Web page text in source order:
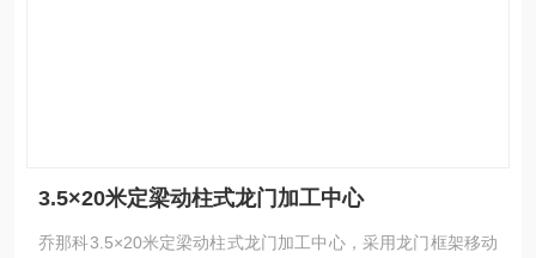
3.5×20米定梁动柱式龙门加工中心
乔那科3.5×20米定梁动柱式龙门加工中心，采用龙门框架移动